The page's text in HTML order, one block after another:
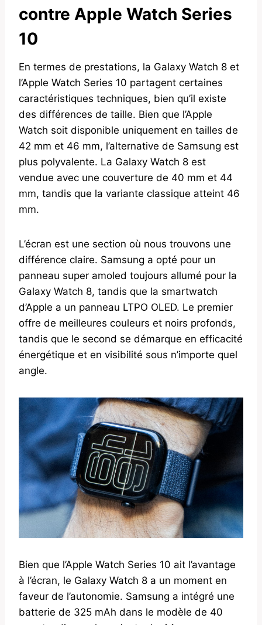
contre Apple Watch Series
10
En termes de prestations, la Galaxy Watch 8 et
l’Apple Watch Series 10 partagent certaines
caractéristiques techniques, bien qu’il existe
des différences de taille. Bien que l’Apple
Watch soit disponible uniquement en tailles de
42 mm et 46 mm, l’alternative de Samsung est
plus polyvalente. La Galaxy Watch 8 est
vendue avec une couverture de 40 mm et 44
mm, tandis que la variante classique atteint 46
mm.
L’écran est une section où nous trouvons une
différence claire. Samsung a opté pour un
panneau super amoled toujours allumé pour la
Galaxy Watch 8, tandis que la smartwatch
d’Apple a un panneau LTPO OLED. Le premier
offre de meilleures couleurs et noirs profonds,
tandis que le second se démarque en efficacité
énergétique et en visibilité sous n’importe quel
angle.
Bien que l’Apple Watch Series 10 ait l’avantage
à l’écran, le Galaxy Watch 8 a un moment en
faveur de l’autonomie. Samsung a intégré une
batterie de 325 mAh dans le modèle de 40